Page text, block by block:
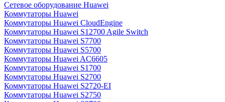
Сетевое оборудование Huawei
Коммутаторы Huawei
Коммутаторы Huawei CloudEngine
Коммутаторы Huawei S12700 Agile Switch
Коммутаторы Huawei S7700
Коммутаторы Huawei S5700
Коммутаторы Huawei AC6605
Коммутаторы Huawei S1700
Коммутаторы Huawei S2700
Коммутаторы Huawei S2720-EI
Коммутаторы Huawei S2750